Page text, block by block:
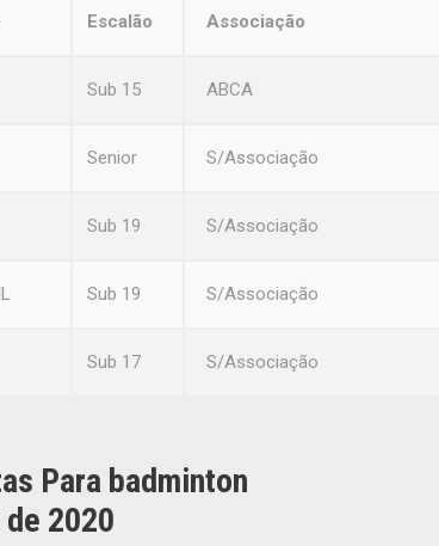
Escalão Associação
Sub 15 ABCA
Senior S/Associação
Sub 19 S/Associação
Sub 19 S/Associação
Sub 17 S/Associação
Para badminton
2020